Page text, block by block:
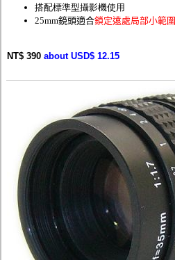
搭配標準型攝影機使用
25mm鏡頭適合鎖定遠處局部小範圍
NT$ 390 about USD$ 12.15